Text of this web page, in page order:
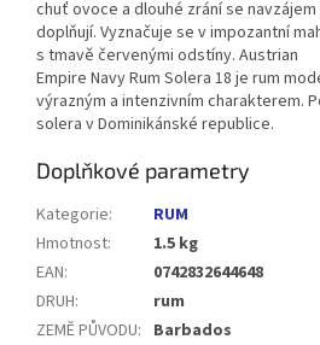
chuť ovoce a dlouhé zráníse
doplňují. Vyznačuje se vimpozantní
s tmavě červenými odstíny. Austrian
Empire NavyRum Solera 18 je rum
výrazným a intenzivním charakterem.
solera v Dominikánské republice.
Doplňkové parametry
Kategorie:
RUM
Hmotnost:
1.5 kg
EAN:
0742832644648
DRUH:
rum
ZEMĚ PŮVODU: Barbados